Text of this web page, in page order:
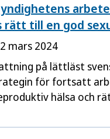
rätt till en god
mars 2024
på lättläst
för fortsatt
hälsa och